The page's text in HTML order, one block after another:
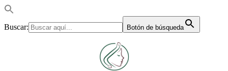
Buscar: Botón de búsqueda